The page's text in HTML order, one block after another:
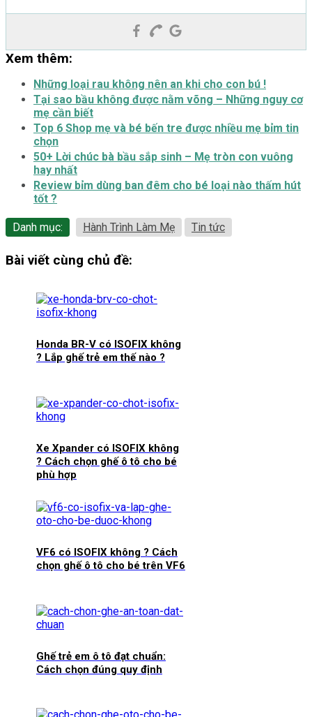
Xem thêm:
Những loại rau không nên an khi cho con bú !
Tại sao bầu không được nằm võng – Những nguy cơ
mẹ cần biết
Top 6 Shop mẹ và bé bến tre được nhiều mẹ bỉm tin
chọn
50+ Lời chúc bà bầu sắp sinh – Mẹ tròn con vuông
hay nhất
Review bỉm dùng ban đêm cho bé loại nào thấm hút
tốt ?
Danh mục: Hành Trình Làm Mẹ Tin tức
Bài viết cùng chủ đề:
Honda BR-V có ISOFIX không
? Lắp ghế trẻ em thế nào ?
Xe Xpander có ISOFIX không
? Cách chọn ghế ô tô cho bé
phù hợp
VF6 có ISOFIX không ? Cách
chọn ghế ô tô cho bé trên VF6
Ghế trẻ em ô tô đạt chuẩn:
Cách chọn đúng quy định